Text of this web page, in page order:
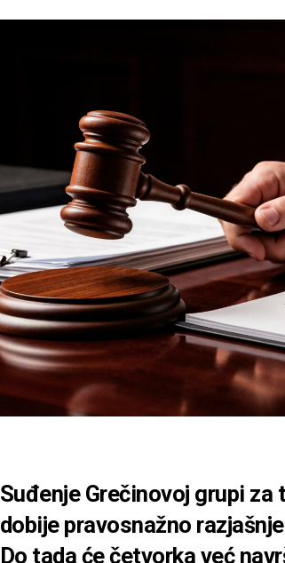
Suđenje Grečinovoj grupi
dobije pravosnažno
Do tada će četvorka već